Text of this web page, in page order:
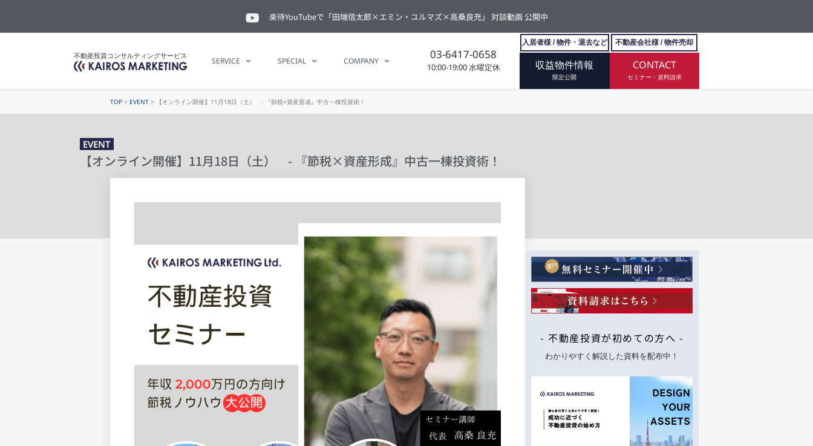
楽待YouTubeで「田端信太郎×エミン・ユルマズ×高桑良充」 対談動画 公開中
不動産投資コンサルティングサービス
SERVICE SPECIAL COMPANY 03-6417-0658
10:00-19:00 水曜定休
入居者様 / 物件・退去など 不動産会社様 / 物件売却
収益物件情報
限定公開
CONTACT
セミナー・資料請求
TOP > EVENT > 【オンライン開催】11月18日（土） - 『節税×資産形成』中古一棟投資術！
EVENT
【オンライン開催】11月18日（土） - 『節税×資産形成』中古一棟投資術！
- 不動産投資が初めての方へ -
わかりやすく解説した資料を配布中！